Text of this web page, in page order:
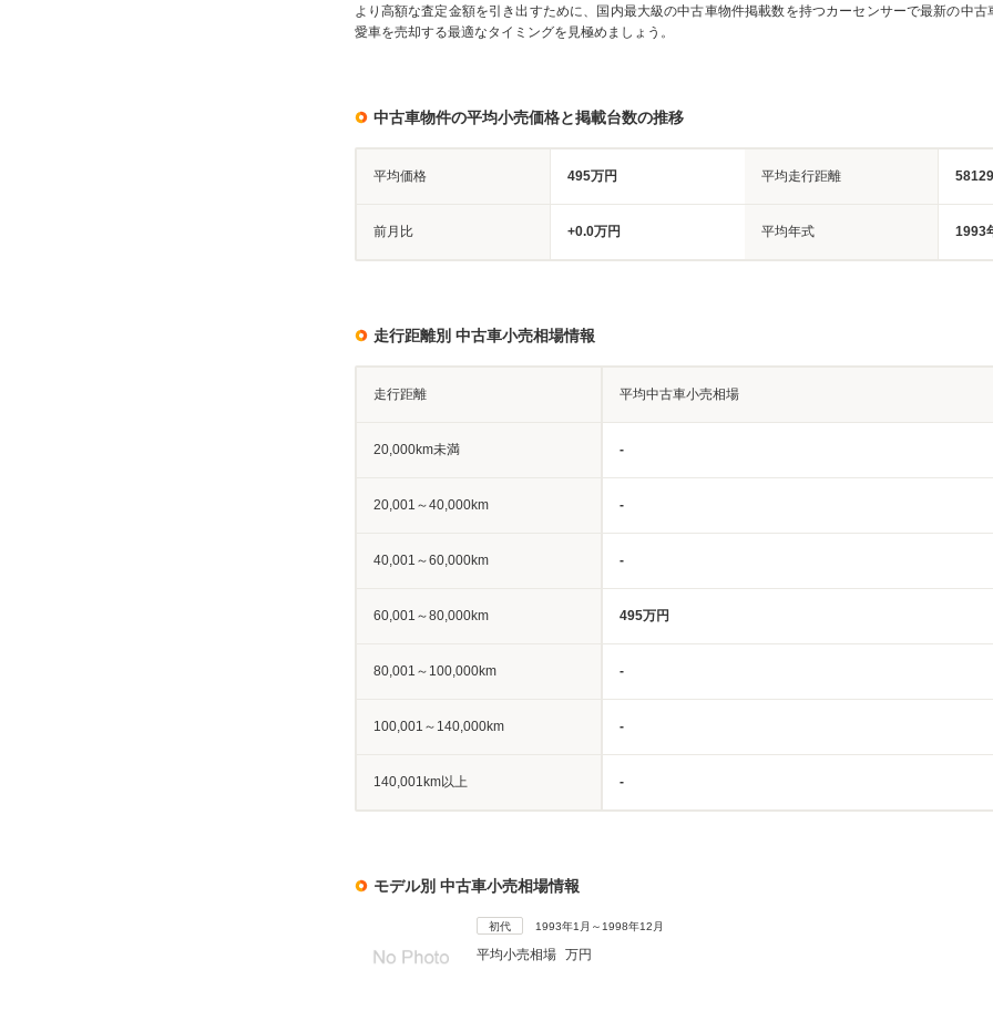
より高額な査定金額を引き出すために、国内最大級の中古車物件掲載数を持つカーセンサーで最新の中古
愛車を売却する最適なタイミングを見極めましょう。
中古車物件の平均小売価格と掲載台数の推移
平均価格 495万円 平均走行距離
前月比 +0.0万円 平均年式 1993
走行距離別 中古車小売相場情報
走行距離 平均中古車小売相場
20,000km未満 -
20,001～40,000km -
40,001～60,000km -
60,001～80,000km 495万円
80,001～100,000km -
100,001～140,000km -
140,001km以上 -
モデル別 中古車小売相場情報
初代 1993年1月～1998年12月
平均小売相場 万円